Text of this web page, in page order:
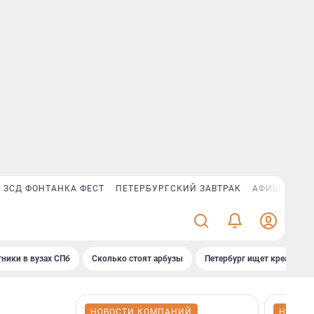
ЗСД ФОНТАНКА ФЕСТ ПЕТЕРБУРГСКИЙ ЗАВТРАК АФИША PLUS
в вузах СПб Сколько стоят арбузы Петербург ищет креатив
НОВОСТИ КОМПАНИЙ